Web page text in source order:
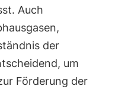
Auch
der
um
Förderung der